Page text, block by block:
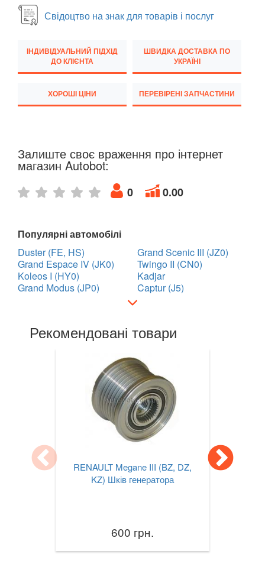
Grand Scenic IV
Twingo III (X07)
Talisman
ROVER
SMART
SUBARU
TESLA
Свідоцтво на знак для товарів і послуг
ІНДИВІДУАЛЬНИЙ ПІДХІД
ДО КЛІЄНТА
ШВИДКА ДОСТАВКА ПО
УКРАЇНІ
ХОРОШІ ЦІНИ ПЕРЕВІРЕНІ ЗАПЧАСТИНИ
Залиште своє враження про інтернет
магазин Autobot:
0 0.00
Популярні автомобілі
Duster (FE, HS)
Grand Espace IV (JK0)
Koleos I (HY0)
Grand Modus (JP0)
Grand Scenic III (JZ0)
Twingo II (CN0)
Kadjar
Captur (J5)
Рекомендовані товари
RENAULT Megane III (BZ, DZ,
KZ) Шків генератора
600 грн.